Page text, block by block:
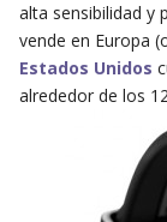
alta sensibilidad y
vende en Europa
Estados Unidos
alrededor de los